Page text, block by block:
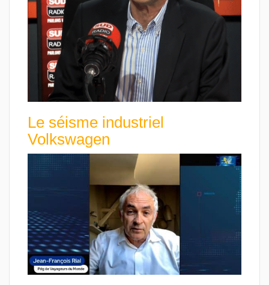
Le séisme industriel
Volkswagen